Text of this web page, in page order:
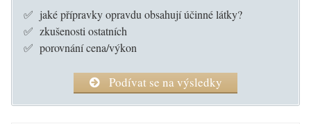
✅ jaké přípravky opravdu obsahují účinné látky?
✅ zkušenosti ostatních
✅ porovnání cena/výkon
Podívat se na výsledky